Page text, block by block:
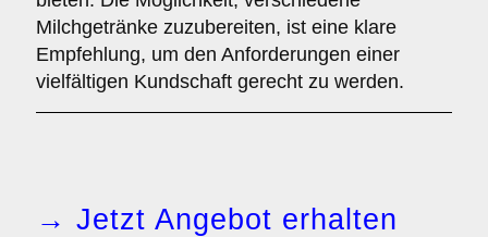
Milchgetränke zuzubereiten, ist eine klare
Empfehlung, um den Anforderungen einer
vielfältigen Kundschaft gerecht zu werden.
→ Jetzt Angebot erhalten